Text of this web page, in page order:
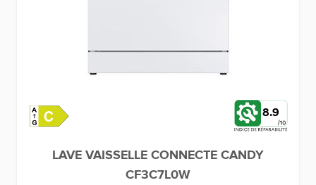
8.9
LAVE VAISSELLE CONNECTE CANDY
CF3C7L0W